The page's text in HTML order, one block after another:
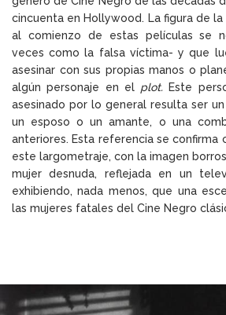
cincuenta en Hollywood. La figura de
al comienzo de estas películas se
veces como la falsa víctima- y que
asesinar con sus propias manos o
algún personaje en el plot. Este
asesinado por lo general resulta ser
un esposo o un amante, o una
anteriores. Esta referencia se confirma
este largometraje, con la imagen
mujer desnuda, reflejada en un
exhibiendo, nada menos, que una
las mujeres fatales del Cine Negro